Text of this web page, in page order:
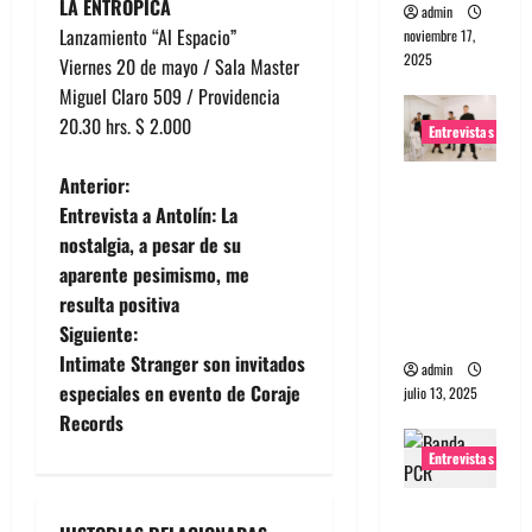
LA ENTRÓPICA
Lanzamiento “Al Espacio”
Viernes 20 de mayo / Sala Master
Miguel Claro 509 / Providencia
20.30 hrs. $ 2.000
N
a
v
e
g
a
Anterior:
Entrevista a Antolín: La
nostalgia, a pesar de su
aparente pesimismo, me
resulta positiva
Siguiente:
Intimate Stranger son invitados
especiales en evento de Coraje
Records
admin
noviembre 17,
2025
Entrevistas
admin
julio 13, 2025
Entrevistas